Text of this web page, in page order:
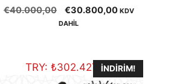
5.00
out of 5
€40.000,00
Orijinal
fiyat:
€30.800,00Şu
KDV
DAHİL
TRY: ₺302.427,37İNDIRIM!